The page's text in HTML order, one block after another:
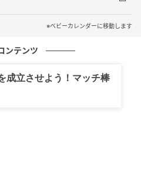
情報であり、現在と異なる
容は個人の感想です。
・パート
※ベビーカレンダーに移動します
ンテンツ
成立させよう！マッチ棒